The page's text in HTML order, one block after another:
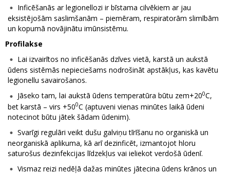
Inficēšanās ar legionellozi ir bīstama cilvēkiem ar jau
eksistējošām saslimšanām – piemēram, respiratorām slimībām
un kopumā novājinātu imūnsistēmu.
Profilakse
Lai izvairītos no inficēšanās dzīves vietā, karstā un aukstā
ūdens sistēmās nepieciešams nodrošināt apstākļus, kas kavētu
legionellu savairošanos.
Jāseko tam, lai aukstā ūdens temperatūra būtu zem+200C,
bet karstā – virs +500C (aptuveni vienas minūtes laikā ūdeni
notecinot būtu jātek šādam ūdenim).
Svarīgi regulāri veikt dušu galviņu tīrīšanu no organiskā un
neorganiskā aplikuma, kā arī dezinficēt, izmantojot hloru
saturošus dezinfekcijas līdzekļus vai ieliekot verdošā ūdenī.
Vismaz reizi nedēļā dažas minūtes jātecina ūdens krānos un